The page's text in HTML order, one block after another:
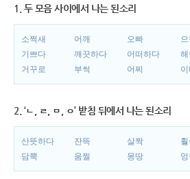
1. 두 모음 사이에서 나는 된소리
소쩍새 어깨 오빠
기쁘다
깨끗하다 어떠하다 해
거꾸로
부썩 어찌
2. ‘ㄴ, ㄹ, ㅁ, ㅇ’ 받침 뒤에서 나는 된소리
산뜻하다 잔뜩 살짝
훨
담뿍
움찔 몽땅